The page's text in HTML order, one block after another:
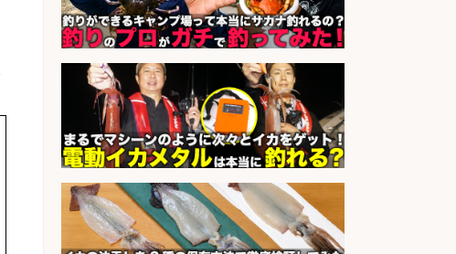
会社名 メガバス株式会社
sponsored by 求人ボックス
精肉・青果・鮮魚販売/志布志市内
でお魚のカットや商品の陳列スタッ
フ/車通勤OK×時間選べる×未経験歓
迎/鹿児島県/志布志市
会社名 株式会社ホットスタッフ鹿児島
sponsored by 求人ボックス